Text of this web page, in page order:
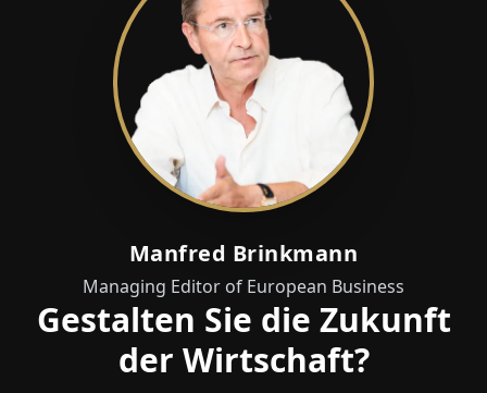
Manfred Brinkmann
Managing Editor of European Business
Gestalten Sie die Zukunft
der Wirtschaft?